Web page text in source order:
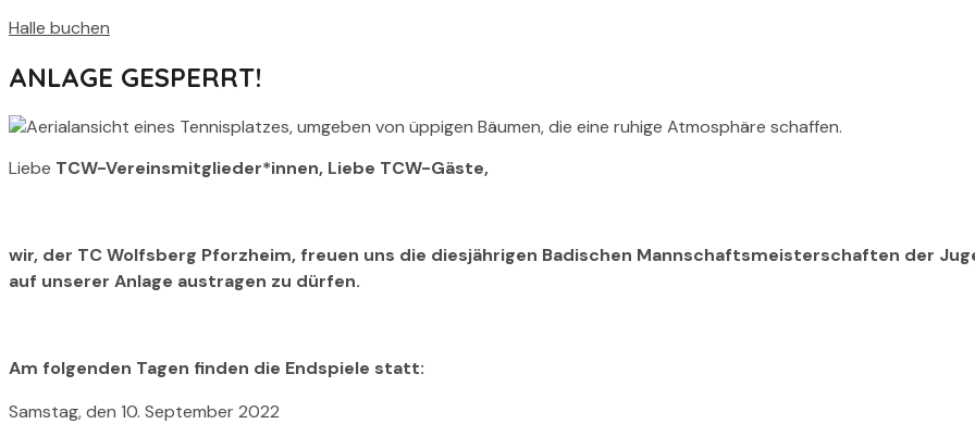
Halle buchen
ANLAGE GESPERRT!
Liebe TCW-Vereinsmitglieder*innen, Liebe TCW-Gäste,
wir, der TC Wolfsberg Pforzheim, freuen uns die diesjährigen Badischen Mannschaftsmeisterschaften der
auf unserer Anlage austragen zu dürfen.
Am folgenden Tagen finden die Endspiele statt:
Samstag, den 10. September 2022